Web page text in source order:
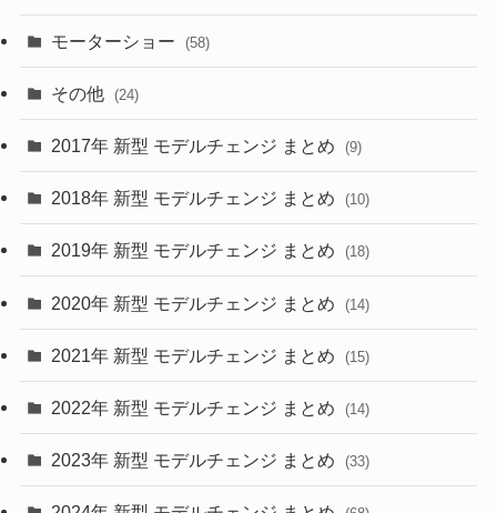
(9)
(30)
(27)
(26)
(10)
(35)
(10)
(9)
(22)
モーターショー (58)
その他 (24)
2017年 新型 モデルチェンジ まとめ (9)
2018年 新型 モデルチェンジ まとめ (10)
2019年 新型 モデルチェンジ まとめ (18)
2020年 新型 モデルチェンジ まとめ (14)
2021年 新型 モデルチェンジ まとめ (15)
2022年 新型 モデルチェンジ まとめ (14)
2023年 新型 モデルチェンジ まとめ (33)